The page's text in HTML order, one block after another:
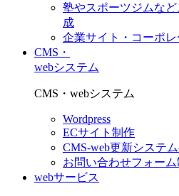
塾やスポーツジムな
成
企業サイト・コーポ
CMS・
webシステム
CMS・webシステム
Wordpress
ECサイト制作
CMS-web更新システ
お問い合わせフォー
webサービス